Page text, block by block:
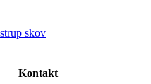
skov
Kontakt